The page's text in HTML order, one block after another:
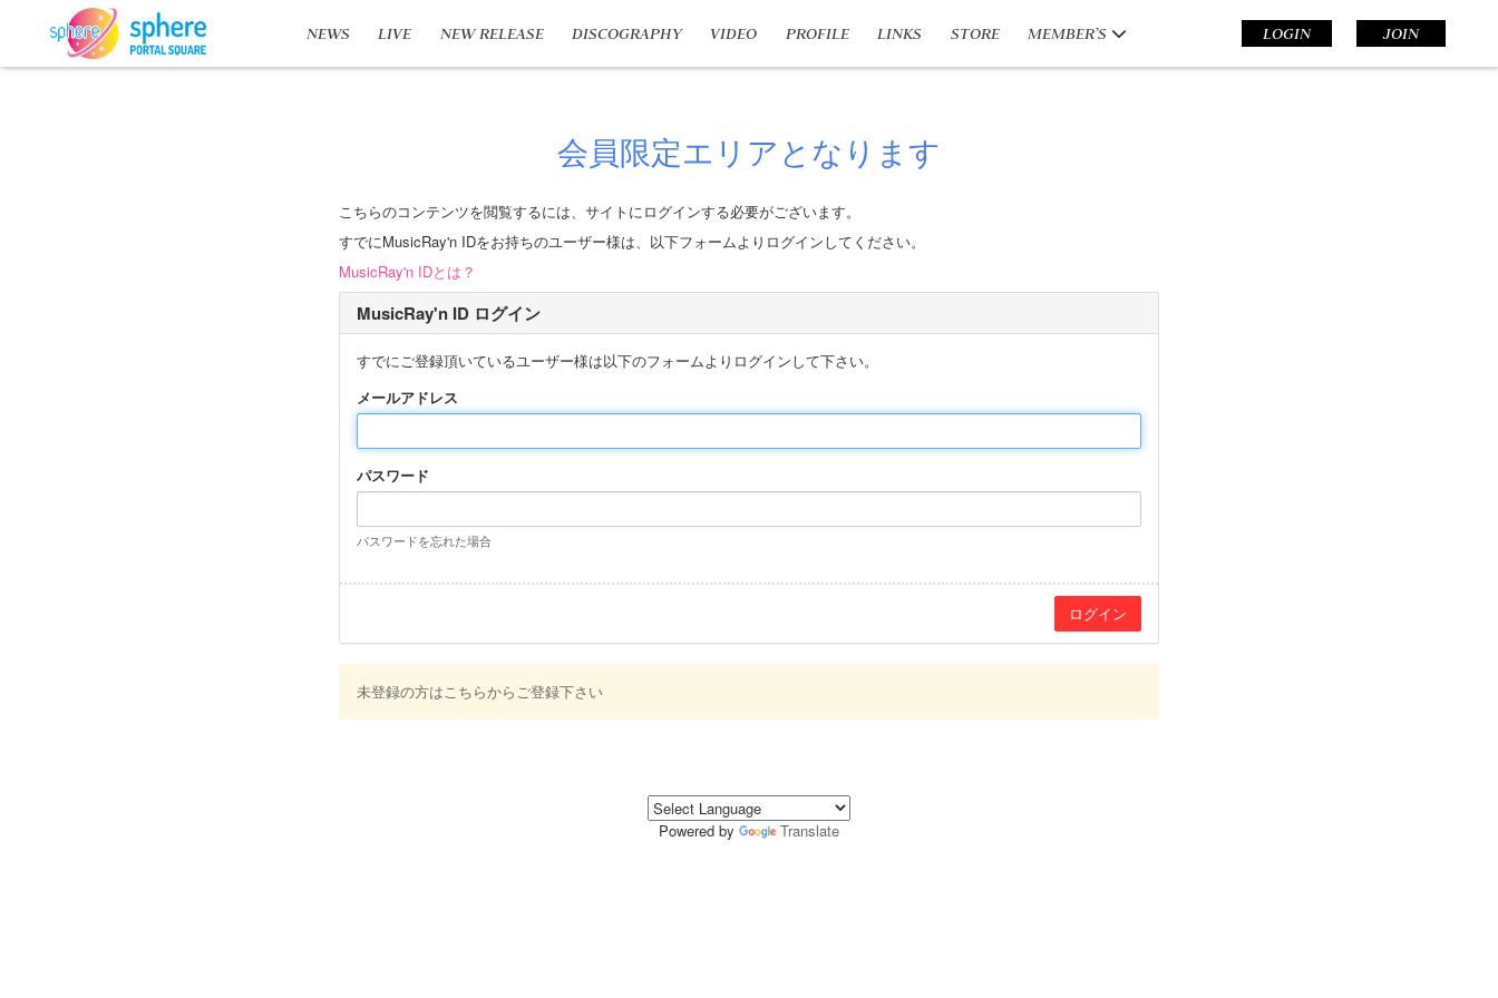
NEWS LIVE NEW RELEASE DISCOGRAPHY VIDEO PROFILE LINKS STORE MEMBER’S LOGIN JOIN
会員限定エリアとなります
こちらのコンテンツを閲覧するには、サイトにログインする必要がございます。
すでにMusicRay'n IDをお持ちのユーザー様は、以下フォームよりログインしてください。
MusicRay'n IDとは？
MusicRay'n ID ログイン
すでにご登録頂いているユーザー様は以下のフォームよりログインして下さい。
メールアドレス
パスワード
パスワードを忘れた場合
未登録の方はこちらからご登録下さい
Powered by Translate